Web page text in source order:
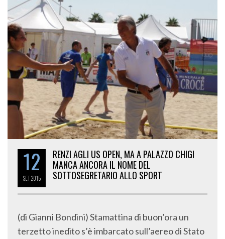
12
SET2015
RENZI AGLI US OPEN, MA A PALAZZO CHIGI
MANCA ANCORA IL NOME DEL
SOTTOSEGRETARIO ALLO SPORT
(di Gianni Bondini) Stamattina di buon’ora un
terzetto inedito s’è imbarcato sull’aereo di Stato